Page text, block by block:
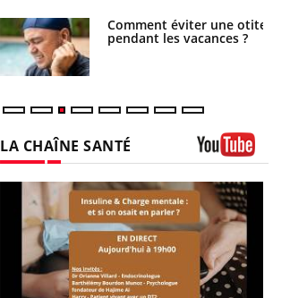
Comment éviter une otite
pendant les vacances ?
LA CHAÎNE SANTÉ